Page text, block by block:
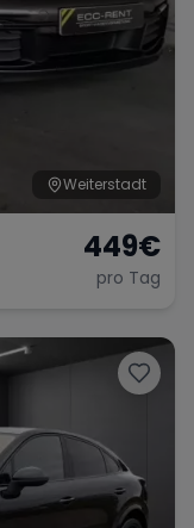
Weiterstadt
449€
pro Tag